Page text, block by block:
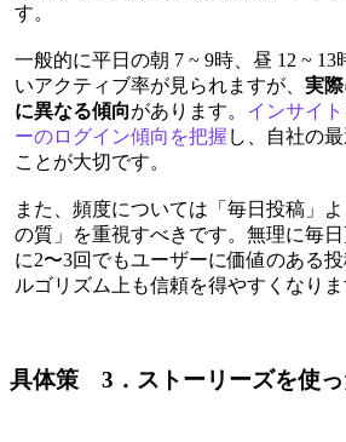
す。
一般的に平日の朝 7 ~ 9時、昼 12 ~ 13
いアクティブ率が見られますが、実
に異なる傾向があります。 インサイ
ーのログイン傾向を把握 し、自社の
ことが大切です。
また、頻度については「毎日投稿」
の質」を重視すべきです。無理に毎
に2〜3回でもユーザーに価値のある
ルゴリズム上も信頼を得やすくなりま
具体策 3．ストーリーズを使